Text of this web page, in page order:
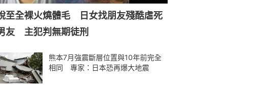
至全裸火燒體毛 日女找朋友殘酷虐死
友 主犯判無期徒刑
熊本7月強震斷層位置與10年前完全
相同 專家：日本恐再爆大地震